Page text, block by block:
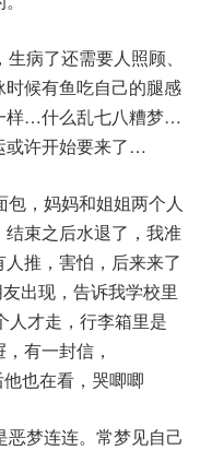
病了还需要人照顾、
候有鱼吃自己的腿感
样…什么乱七八糟梦…
或许开始要来了…​
，妈妈和姐姐两个人
束之后水退了，我准
推，害怕，后来来了
出现，告诉我学校里
人才走，行李箱里是
有一封信，
也在看，哭唧唧
梦连连。常梦见自己